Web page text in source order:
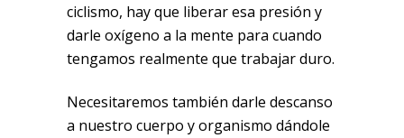
ciclismo, hay que liberar esa presión y
darle oxígeno a la mente para cuando
tengamos realmente que trabajar duro.
Necesitaremos también darle descanso
a nuestro cuerpo y organismo dándole